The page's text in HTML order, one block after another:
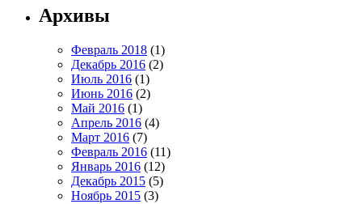
Архивы
Февраль 2018 (1)
Декабрь 2016 (2)
Июль 2016 (1)
Июнь 2016 (2)
Май 2016 (1)
Апрель 2016 (4)
Март 2016 (7)
Февраль 2016 (11)
Январь 2016 (12)
Декабрь 2015 (5)
Ноябрь 2015 (3)